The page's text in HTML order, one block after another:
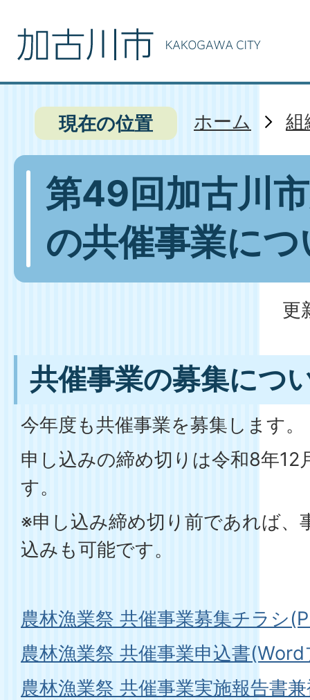
現在の位置 ホーム 組
第49回加古川
の共催事業に
更
共催事業の募集につ
今年度も共催事業を募集します。
申し込みの締め切りは令和8年12
す。
※申し込み締め切り前であれば、
込みも可能です。
農林漁業祭 共催事業募集チラシ
農林漁業祭 共催事業申込書
農林漁業祭 共催事業実施報告書